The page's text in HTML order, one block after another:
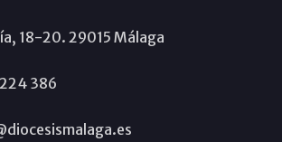
18-20. 29015 Málaga
386